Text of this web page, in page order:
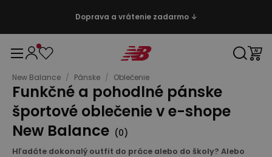
Doprava a vrátenie zadarmo ↓
New Balance / Pánske / Oblečenie
Funkčné a pohodlné pánske
športové oblečenie v e-shope
New Balance (0)
Hľadáte dokonalý outfit do práce alebo do školy? Alebo